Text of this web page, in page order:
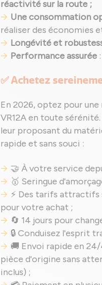
réactivité sur la route ;
Une consommation
réaliser des économies
Longévité et
Performance assurée
✅ Achetez
En 2026, optez pour
VR12A en toute
leur proposant du
rapide et sans souci :
🤝 À votre service
🥇 Seringue
⚡ Des tarifs
pour votre achat ;
🔄 14 jours pour
🔒 Conduisez l'esprit
🚚 Envoi rapide en
pièce d'origine sans
inclus) ;